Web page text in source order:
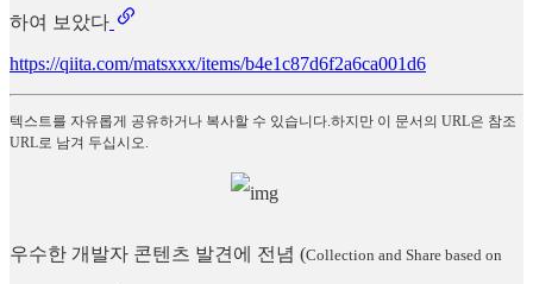
하여 보았다
https://qiita.com/matsxxx/items/b4e1c87d6f2a6ca001d6
텍스트를 자유롭게 공유하거나 복사할 수 있습니다.하지만 이 문서의 URL은 참조
URL로 남겨 두십시오.
우수한 개발자 콘텐츠 발견에 전념 (Collection and Share based on